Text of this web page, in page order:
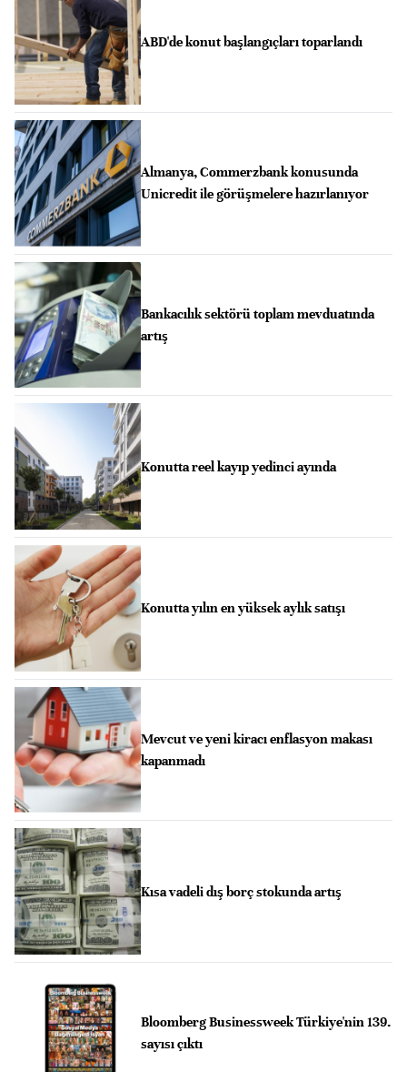
ABD'de konut başlangıçları toparlandı
Almanya, Commerzbank konusunda
Unicredit ile görüşmelere hazırlanıyor
Bankacılık sektörü toplam mevduatında
artış
Konutta reel kayıp yedinci ayında
Konutta yılın en yüksek aylık satışı
Mevcut ve yeni kiracı enflasyon makası
kapanmadı
Kısa vadeli dış borç stokunda artış
Bloomberg Businessweek Türkiye'nin 139.
sayısı çıktı